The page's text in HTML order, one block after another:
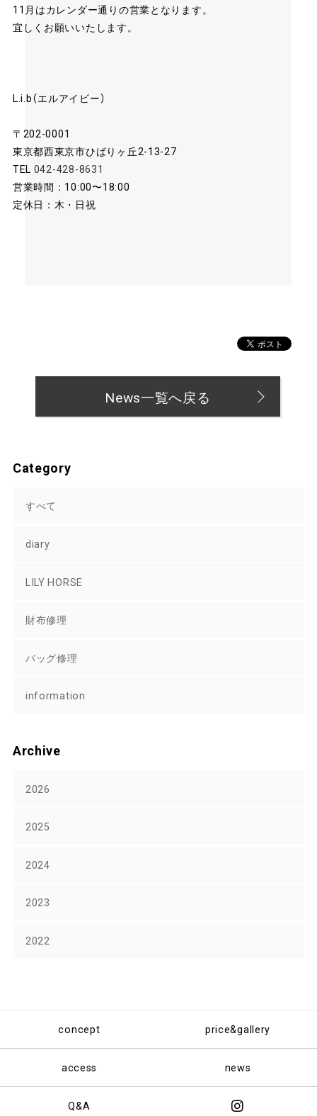
11月はカレンダー通りの営業となります。
宜しくお願いいたします。
L.i.b（エルアイビー）
〒202-0001
東京都西東京市ひばりヶ丘2-13-27
TEL 042-428-8631
営業時間：10:00〜18:00
定休日：木・日祝
News一覧へ戻る
Category
すべて
diary
LILY HORSE
財布修理
バッグ修理
information
Archive
2026
2025
2024
2023
2022
concept price&gallery
access news
Q&A